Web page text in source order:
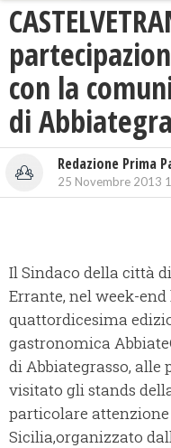
con la
di
Redazione Prima
25 Novembre 2013
Il Sindaco della città
Errante, nel week-
quattordicesima
gastronomica
di Abbiategrasso,
visitato gli stands
particolare
Sicilia,organizzato